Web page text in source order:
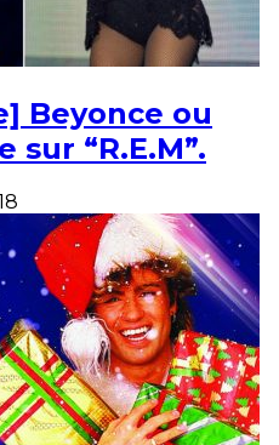
Beyonce ou
sur “R.E.M”.